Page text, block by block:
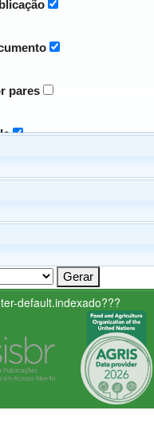
pares
default.indexado???